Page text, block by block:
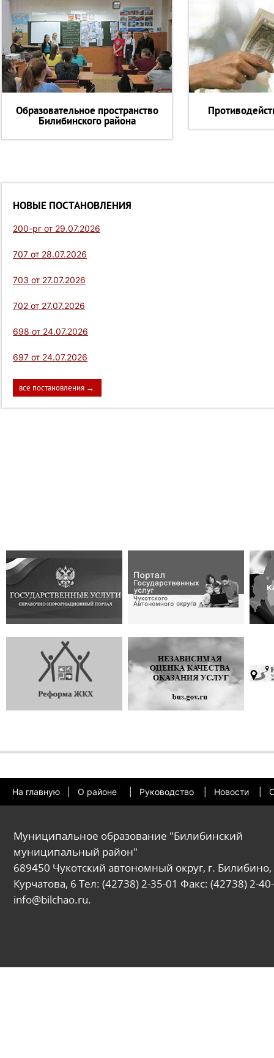
Образовательное пространство
Билибинского района
НОВЫЕ ПОСТАНОВЛЕНИЯ
200-рг от 29.07.2026
707 от 28.07.2026
703 от 27.07.2026
702 от 27.07.2026
698 от 24.07.2026
697 от 24.07.2026
все постановления →
На главную О районе Руководство Новости
Муниципальное образование "Билибинский
муниципальный район"
689450 Чукотский автономный округ, г. Билибино,
Курчатова, 6 Тел: (42738) 2-35-01 Факс: (42738) 2-
info@bilchao.ru.